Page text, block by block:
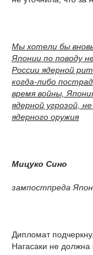
Мы хотели бы
Японии по поводу
России ядерной
когда-либо
время войны,
ядерной угрозой,
ядерного оружия
Мицуко Сино
зампостпреда
Дипломат
Нагасаки не должна